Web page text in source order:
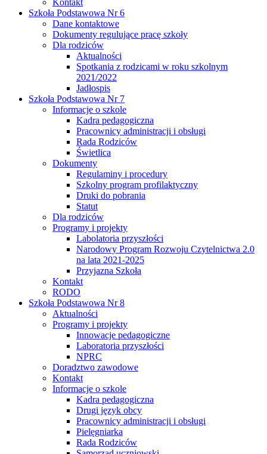
Kontakt
Szkoła Podstawowa Nr 6
Dane kontaktowe
Dokumenty regulujące pracę szkoły
Dla rodziców
Aktualności
Spotkania z rodzicami w roku szkolnym
2021/2022
Jadłospis
Szkoła Podstawowa Nr 7
Informacje o szkole
Kadra pedagogiczna
Pracownicy administracji i obsługi
Rada Rodziców
Świetlica
Dokumenty
Regulaminy i procedury
Szkolny program profilaktyczny
Druki do pobrania
Statut
Dla rodziców
Programy i projekty
Labolatoria przyszłości
Narodowy Program Rozwoju Czytelnictwa 2.0
na lata 2021-2025
Przyjazna Szkoła
Kontakt
RODO
Szkoła Podstawowa Nr 8
Aktualności
Programy i projekty
Innowacje pedagogiczne
Laboratoria przyszłości
NPRC
Doradztwo zawodowe
Kontakt
Informacje o szkole
Kadra pedagogiczna
Drugi język obcy
Pracownicy administracji i obsługi
Pielęgniarka
Rada Rodziców